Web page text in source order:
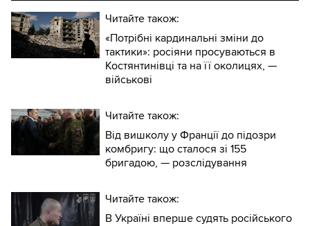
Читайте також:
«Потрібні кардинальні зміни до
тактики»: росіяни просуваються в
Костянтинівці та на її околицях, —
військові
Читайте також:
Від вишколу у Франції до підозри
комбригу: що сталося зі 155
бригадою, — розслідування
Читайте також:
В Україні вперше судять російського